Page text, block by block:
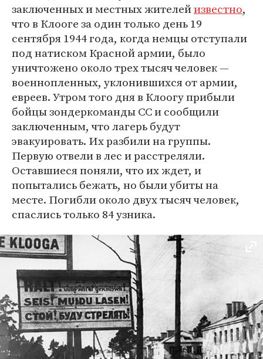
заключенных и местных жителейизвестно,
что в Клооге за один только день 19
сентября 1944 года, когда немцы отступали
под натиском Красной армии, было
уничтожено около трех тысяч человек —
военнопленных, уклонившихся от армии,
евреев. Утром того дня в Клоогу прибыли
бойцы зондеркоманды СС и сообщили
заключенным, что лагерь будут
эвакуировать. Их разбили на группы.
Первую отвели в лес и расстреляли.
Оставшиеся поняли, что их ждет, и
попытались бежать, но были убиты на
месте. Погибли около двух тысяч человек,
спаслись только 84 узника.